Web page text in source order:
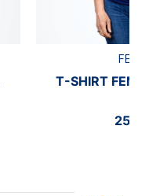
T-SHIRT